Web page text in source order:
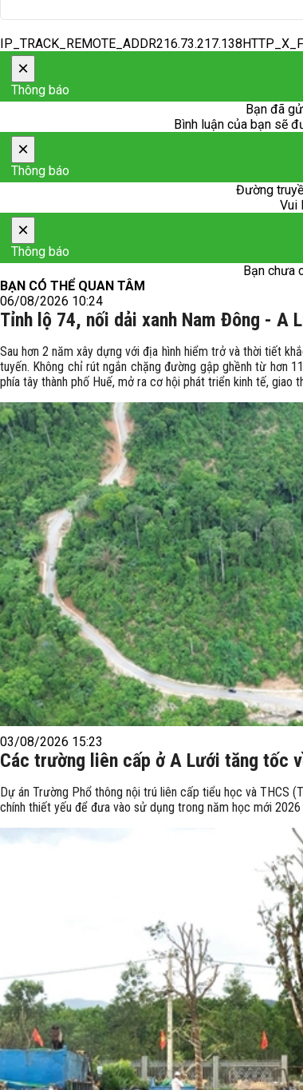
×
Thông báo
Bạn đã
Bình luận của bạn sẽ
×
Thông báo
Đường
Vui
×
Thông báo
Bạn chưa
BẠN CÓ THỂ QUAN TÂM
06/08/2026 10:24
Tỉnh lộ 74, nối dải xanh Nam Đông - A
Sau hơn 2 năm xây dựng với địa hình hiểm trở và thời tiết
tuyến. Không chỉ rút ngắn chặng đường gập ghềnh từ hơn
phía tây thành phố Huế, mở ra cơ hội phát triển kinh tế, giao
03/08/2026 15:23
Các trường liên cấp ở A Lưới tăng tốc
Dự án Trường Phổ thông nội trú liên cấp tiểu học và THCS
chính thiết yếu để đưa vào sử dụng trong năm học mới